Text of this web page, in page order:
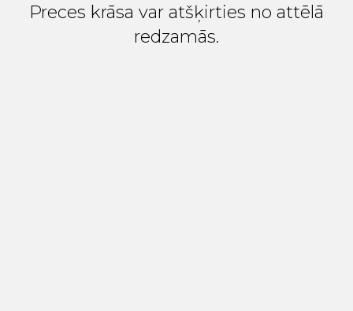
Preces krāsa var atšķirties no attēlā
redzamās.